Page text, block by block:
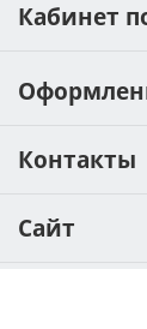
Кабинет
Контакты
Сайт